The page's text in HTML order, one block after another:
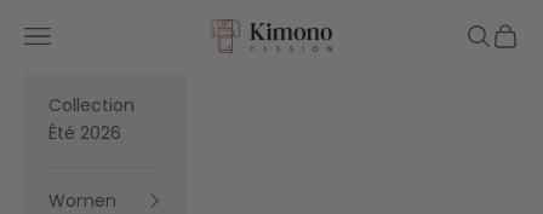
Kimono Passion
Navigation menu Search
Cart
Collection
Été 2026
Women